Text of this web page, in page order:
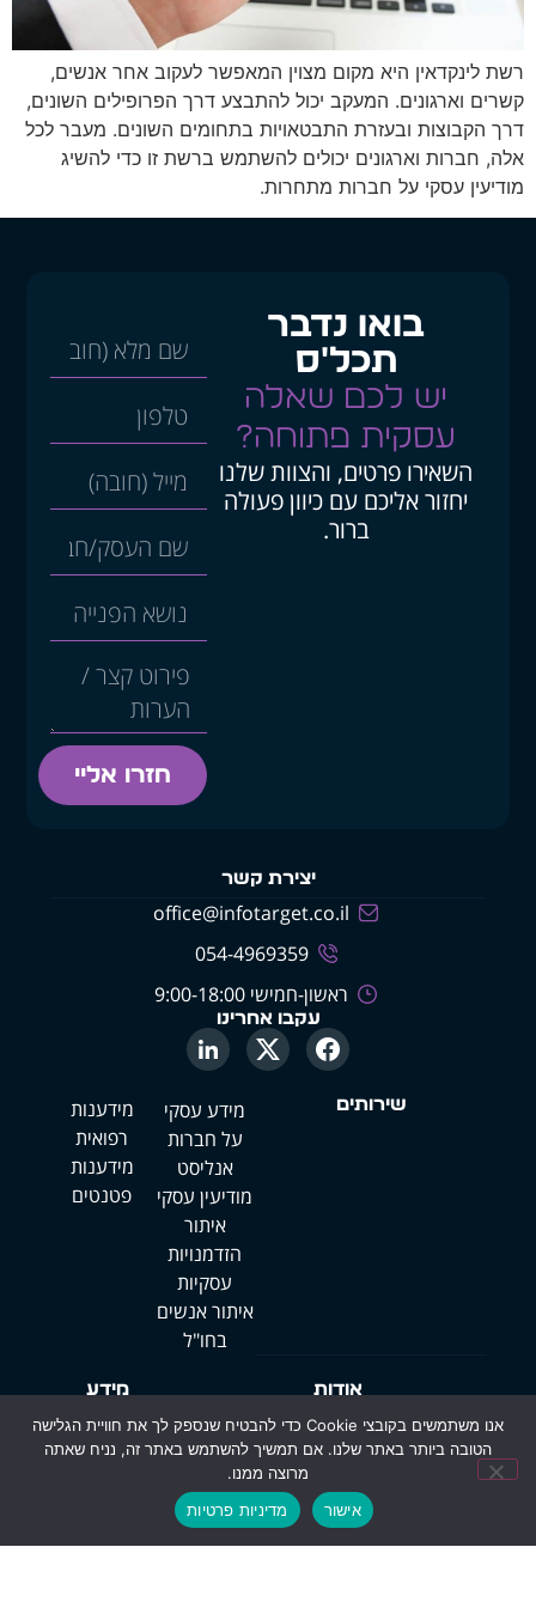
רשת לינקדאין היא מקום מצוין המאפשר לעקוב אחר אנשים,
קשרים וארגונים. המעקב יכול להתבצע דרך הפרופילים השונים,
דרך הקבוצות ובעזרת התבטאויות בתחומים השונים. מעבר לכל
אלה, חברות וארגונים יכולים להשתמש ברשת זו כדי להשיג
מודיעין עסקי על חברות מתחרות.
בואו נדבר
תכל'ס
יש לכם שאלה
עסקית פתוחה?
השאירו פרטים, והצוות שלנו
יחזור אליכם עם כיוון פעולה
ברור.
חזרו אליי
אודות
אודות החברה
אודות הבעלים
שאלות נפוצות
שירותים
מידע עסקי
על חברות
אנליסט
מודיעין עסקי
איתור
הזדמנויות
עסקיות
איתור אנשים
בחו"ל
מידענות
רפואית
מידענות
פטנטים
מידע
מדיניות פרטיות
הצהרת נגישות
יצירת קשר
office@infotarget.co.il
054-4969359
ראשון-חמישי 9:00-18:00
עקבו אחרינו
© כל הזכויות שמורות | אינפו טארגט 2020
אנו משתמשים בקובצי Cookie כדי להבטיח שנספק לך את חוויית הגלישה
הטובה ביותר באתר שלנו. אם תמשיך להשתמש באתר זה, נניח שאתה
מרוצה ממנו.
אישור
מדיניות פרטיות